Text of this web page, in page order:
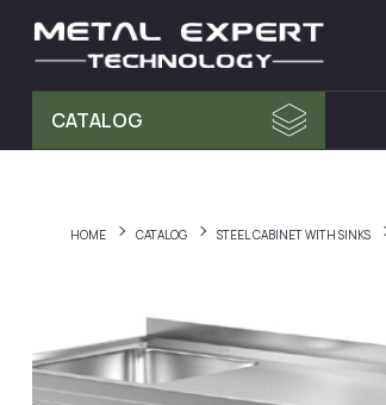
CATALOG
Bara Rotunda din Inox
Cornier din Inox
Bandă
HOME CATALOG STEEL CABINET WITH SINKS